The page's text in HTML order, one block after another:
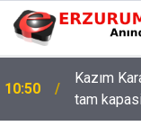
10:50
Kazım
tam